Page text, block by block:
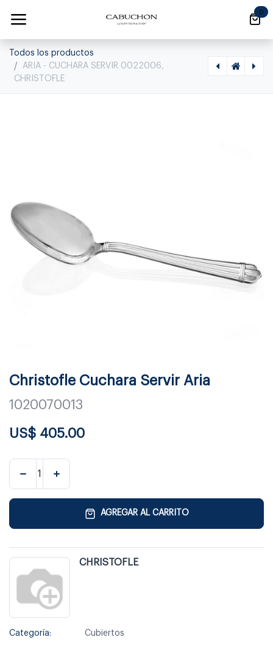
0
Todos los productos
ARIA - CUCHARA SERVIR 0022006,
CHRISTOFLE
Christofle Cuchara Servir Aria
1020070013
US$ 405.00
AGREGAR AL CARRITO
CHRISTOFLE
Categoría: Cubiertos